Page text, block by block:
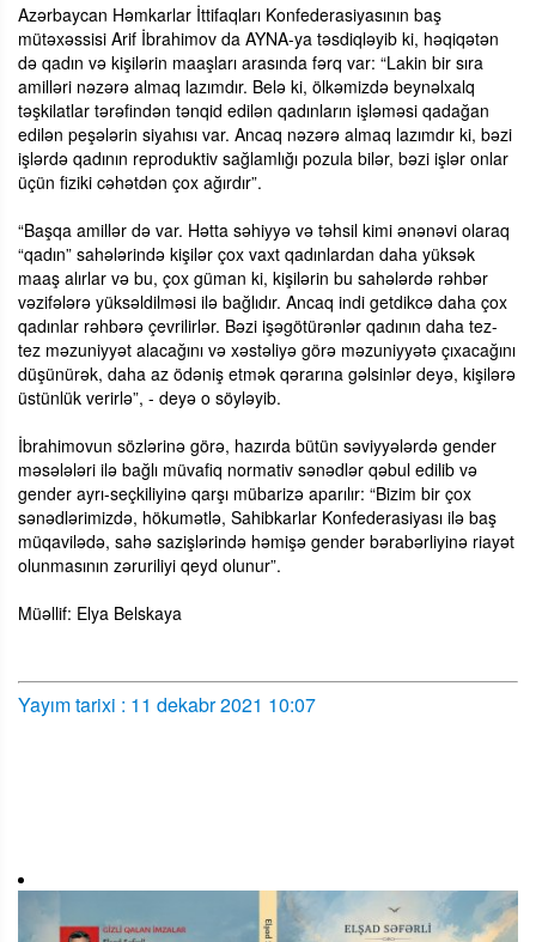
Azərbaycan Həmkarlar İttifaqları Konfederasiyasının baş
mütəxəssisi Arif İbrahimov da AYNA-ya təsdiqləyib ki, həqiqətən
də qadın və kişilərin maaşları arasında fərq var: “Lakin bir sıra
amilləri nəzərə almaq lazımdır. Belə ki, ölkəmizdə beynəlxalq
təşkilatlar tərəfindən tənqid edilən qadınların işləməsi qadağan
edilən peşələrin siyahısı var. Ancaq nəzərə almaq lazımdır ki, bəzi
işlərdə qadının reproduktiv sağlamlığı pozula bilər, bəzi işlər onlar
üçün fiziki cəhətdən çox ağırdır”.
“Başqa amillər də var. Hətta səhiyyə və təhsil kimi ənənəvi olaraq
“qadın” sahələrində kişilər çox vaxt qadınlardan daha yüksək
maaş alırlar və bu, çox güman ki, kişilərin bu sahələrdə rəhbər
vəzifələrə yüksəldilməsi ilə bağlıdır. Ancaq indi getdikcə daha çox
qadınlar rəhbərə çevrilirlər. Bəzi işəgötürənlər qadının daha tez-
tez məzuniyyət alacağını və xəstəliyə görə məzuniyyətə çıxacağını
düşünürək, daha az ödəniş etmək qərarına gəlsinlər deyə, kişilərə
üstünlük verirlə”, - deyə o söyləyib.
İbrahimovun sözlərinə görə, hazırda bütün səviyyələrdə gender
məsələləri ilə bağlı müvafiq normativ sənədlər qəbul edilib və
gender ayrı-seçkiliyinə qarşı mübarizə aparılır: “Bizim bir çox
sənədlərimizdə, hökumətlə, Sahibkarlar Konfederasiyası ilə baş
müqavilədə, sahə sazişlərində həmişə gender bərabərliyinə riayət
olunmasının zəruriliyi qeyd olunur”.
Müəllif: Elya Belskaya
Yayım tarixi : 11 dekabr 2021 10:07